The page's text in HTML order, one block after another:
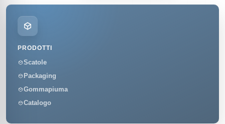
PRODOTTI
Scatole
Packaging
Gommapiuma
Catalogo